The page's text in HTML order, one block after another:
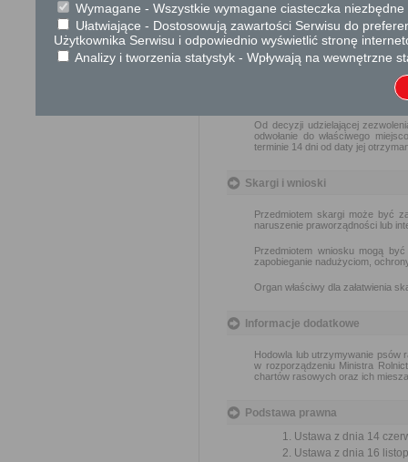
Kwota:
82,00 zł
Tytuł wpłaty:
Opłata za zezwolenie
Od decyzji udzielającej
odwołanie do właściwego
terminie 14 dni od daty jej
Skargi i wnioski
Przedmiotem skargi może być
naruszenie praworządności lub
Przedmiotem wniosku mogą
zapobieganie nadużyciom,
Organ właściwy dla załatwienia
Informacje dodatkowe
Hodowla lub utrzymywanie psów
w rozporządzeniu Ministra
chartów rasowych oraz ich
Podstawa prawna
Ustawa z dnia 14
Ustawa z dnia 16
Wymagane - Wszystkie wymagane ciasteczka
Ułatwiające - Dostosowują zawartości Serwisu do
Użytkownika Serwisu i odpowiednio wyświetlić stronę
Analizy i tworzenia statystyk - Wpływają na wewnętrzne